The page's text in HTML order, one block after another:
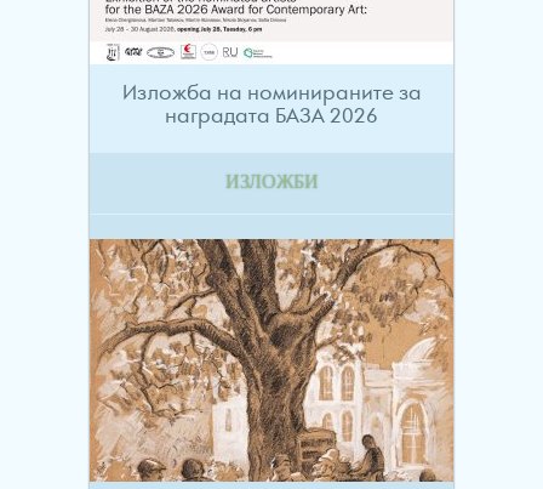
Изложба на номинираните за
наградата БАЗА 2026
ИЗЛОЖБИ